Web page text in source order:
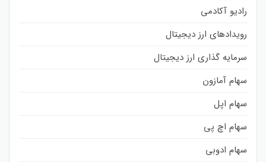
رادیو آکادمی
رویدادهای ارز دیجیتال
سرمایه گذاری ارز دیجیتال
سهام آمازون
سهام اپل
سهام اچ پی
سهام ادوبی